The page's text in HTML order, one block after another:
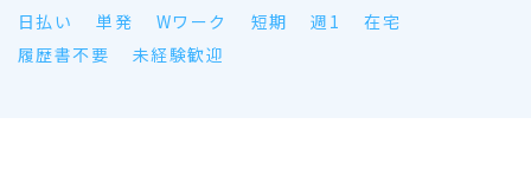
日払い 単発 Wワーク 短期 週1
在宅
履歴書不要
未経験歓迎